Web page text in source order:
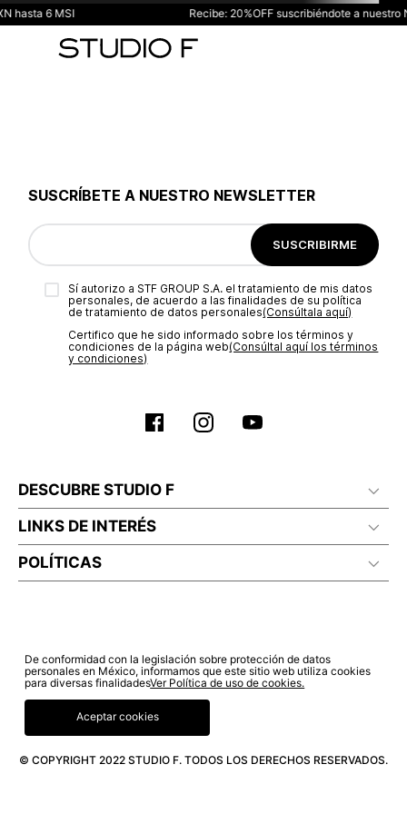
6 MSI Recibe: 20%OFF suscribiéndote a nuestro
SUSCRÍBETE A NUESTRO NEWSLETTER
SUSCRIBIRME
Sí autorizo a STF GROUP S.A. el tratamiento de mis datos
personales, de acuerdo a las finalidades de su política
de tratamiento de datos personales‎(Consúltala aquí)
Certifico que he sido informado sobre los términos y
condiciones de la página web‎(Consúltal aquí los términos
y condiciones)
DESCUBRE STUDIO F
LINKS DE INTERÉS
POLÍTICAS
© COPYRIGHT 2022 STUDIO F. TODOS LOS DERECHOS RESERVADOS.
De conformidad con la legislación sobre protección de datos
personales en México, informamos que este sitio web utiliza cookies
para diversas finalidadesVer Política de uso de cookies.
Aceptar cookies